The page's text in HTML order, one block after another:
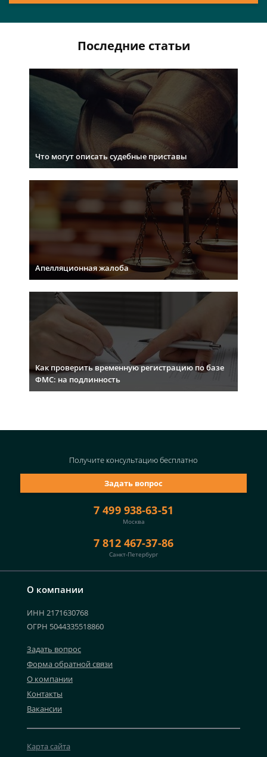
Последние статьи
Что могут описать судебные приставы
Апелляционная жалоба
Как проверить временную регистрацию по базе
ФМС: на подлинность
О компании
ИНН 2171630768
ОГРН 5044335518860
Задать вопрос
Форма обратной связи
О компании
Контакты
Вакансии
Карта сайта
7 499 938-63-51
Москва
7 812 467-37-86
Санкт-Петербург
Задать вопрос
Получите консультациюбесплатно